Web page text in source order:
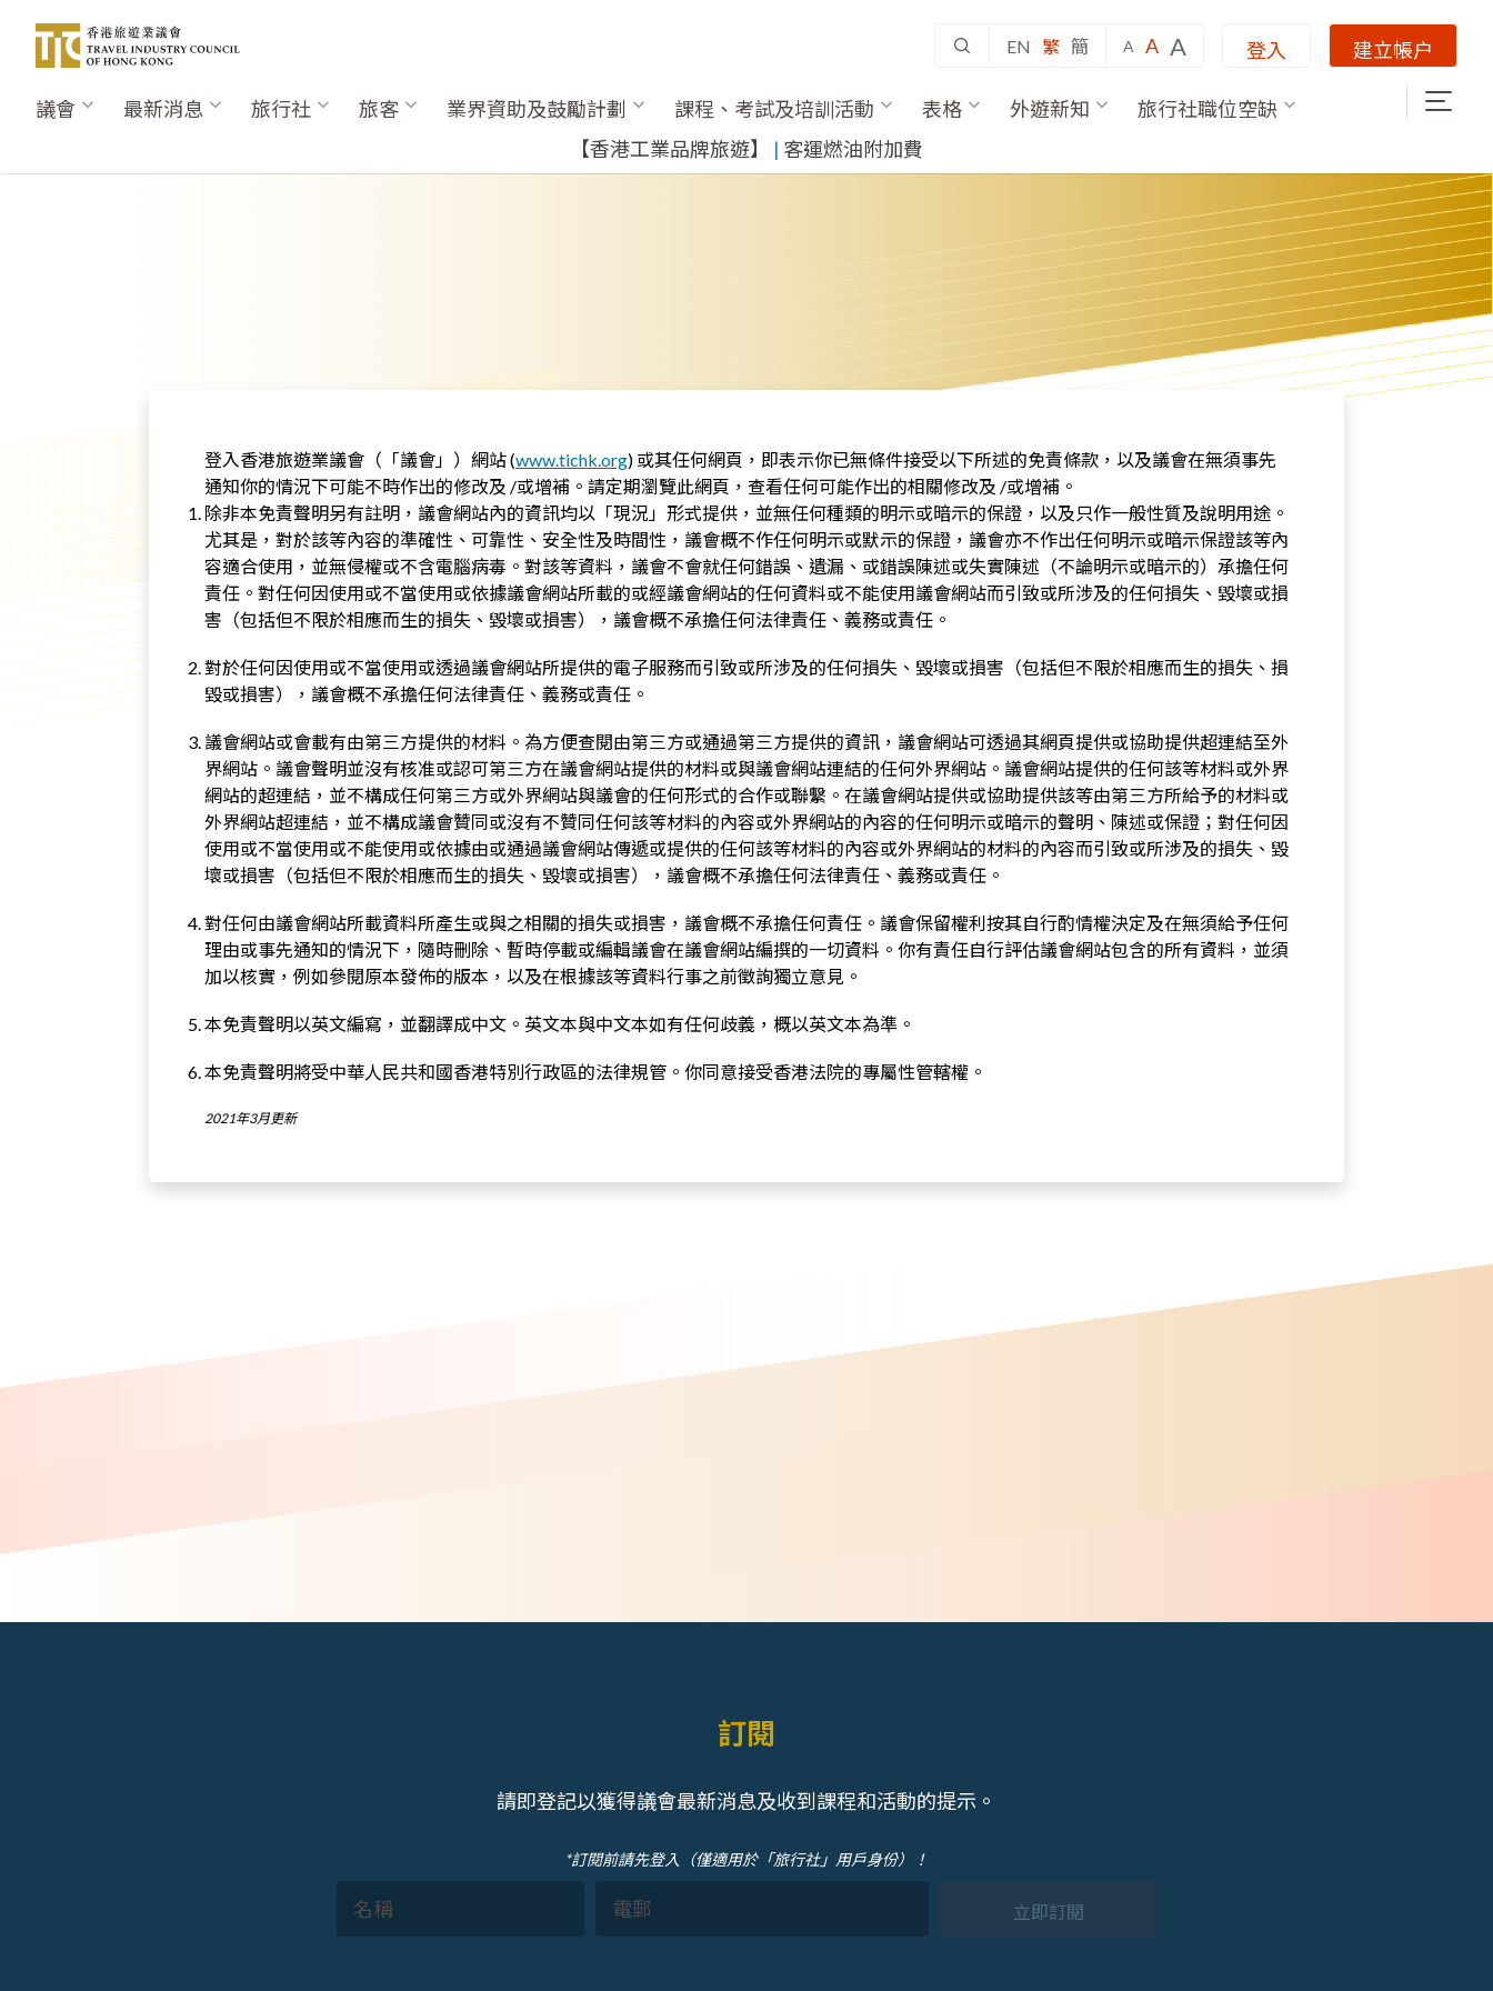
EN 繁 簡 A A A 登入 建立帳户
Main
議會 最新消息 旅行社 旅客 業界資助及鼓勵計劃 課程、考試及培訓活動 表格 外遊新知
旅行社職位空缺
​【香港工業品牌旅遊】
​ | 客運燃油附加費
登入香港旅遊業議會（「議會」）網站 (www.tichk.org) 或其任何網頁，即表示你已無條件接受以下所述的免責條款，以及議會在無須事先
通知你的情況下可能不時作出的修改及 /或增補。請定期瀏覽此網頁，查看任何可能作出的相關修改及 /或增補。
除非本免責聲明另有註明，議會網站內的資訊均以「現況」形式提供，並無任何種類的明示或暗示的保證，以及只作一般性質及說明用途。
尤其是，對於該等內容的準確性、可靠性、安全性及時間性，議會概不作任何明示或默示的保證，議會亦不作出任何明示或暗示保證該等內
容適合使用，並無侵權或不含電腦病毒。對該等資料，議會不會就任何錯誤、遺漏、或錯誤陳述或失實陳述（不論明示或暗示的）承擔任何
責任。對任何因使用或不當使用或依據議會網站所載的或經議會網站的任何資料或不能使用議會網站而引致或所涉及的任何損失、毀壞或損
害（包括但不限於相應而生的損失、毀壞或損害），議會概不承擔任何法律責任、義務或責任。
對於任何因使用或不當使用或透過議會網站所提供的電子服務而引致或所涉及的任何損失、毀壞或損害（包括但不限於相應而生的損失、損
毀或損害），議會概不承擔任何法律責任、義務或責任。
議會網站或會載有由第三方提供的材料。為方便查閱由第三方或通過第三方提供的資訊，議會網站可透過其網頁提供或協助提供超連結至外
界網站。議會聲明並沒有核准或認可第三方在議會網站提供的材料或與議會網站連結的任何外界網站。議會網站提供的任何該等材料或外界
網站的超連結，並不構成任何第三方或外界網站與議會的任何形式的合作或聯繫。在議會網站提供或協助提供該等由第三方所給予的材料或
外界網站超連結，並不構成議會贊同或沒有不贊同任何該等材料的內容或外界網站的內容的任何明示或暗示的聲明、陳述或保證；對任何因
使用或不當使用或不能使用或依據由或通過議會網站傳遞或提供的任何該等材料的內容或外界網站的材料的內容而引致或所涉及的損失、毀
壞或損害（包括但不限於相應而生的損失、毀壞或損害），議會概不承擔任何法律責任、義務或責任。
對任何由議會網站所載資料所產生或與之相關的損失或損害，議會概不承擔任何責任。議會保留權利按其自行酌情權決定及在無須給予任何
理由或事先通知的情況下，隨時刪除、暫時停載或編輯議會在議會網站編撰的一切資料。你有責任自行評估議會網站包含的所有資料，並須
加以核實，例如參閱原本發佈的版本，以及在根據該等資料行事之前徵詢獨立意見。
本免責聲明以英文編寫，並翻譯成中文。英文本與中文本如有任何歧義，概以英文本為準。
本免責聲明將受中華人民共和國香港特別行政區的法律規管。你同意接受香港法院的專屬性管轄權。
2021年3月更新
訂閱
請即登記以獲得議會最新消息及收到課程和活動的提示。
*訂閱前請先登入（僅適用於「旅行社」用戶身份）！
立即訂閱